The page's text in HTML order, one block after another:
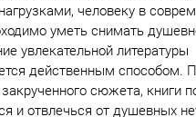
человеку в
уметь снимать
увлекательной литературы
действенным способом.
сюжета, книги
и отвлечься от душевных